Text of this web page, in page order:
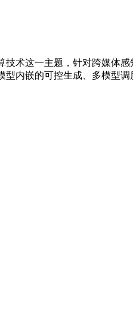
这一主题，针对跨媒体感
内嵌的可控生成、多模型